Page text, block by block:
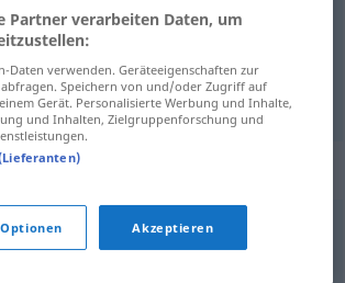
verspotten UMG
für "hochnehmen"
Partner verarbeiten Daten, um
Daten verwenden. Geräteeigenschaften zur
Speichern von und/oder Zugriff auf
Gerät. Personalisierte Werbung und Inhalte,
und Inhalten, Zielgruppenforschung und
Akzeptieren